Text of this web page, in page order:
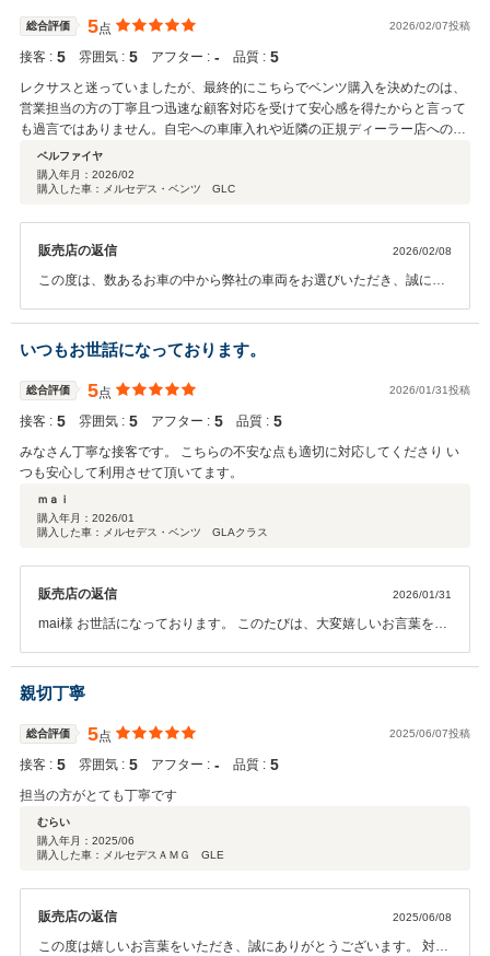
でございます。 今後もご不明点などございましたら、できる限りサポ
ートさせていただきますので、いつでもお気軽にご相談くださいま
せ。 改めまして、この度は誠にありがとうございました。 引き続き、
末永いお付き合いのほどよろしくお願い申し上げます。 担当 宮崎
総合評価 5点 2026/02/07投稿
接客 : 5 雰囲気 : 5 アフター : ‐ 品質 : 5
レクサスと迷っていましたが、最終的にこちらでベンツ購入を決めたのは、
営業担当の方の丁寧且つ迅速な顧客対応を受けて安心感を得たからと言って
も過言ではありません。自宅への車庫入れや近隣の正規ディーラー店への紹
介など、ご無理を申し上げましたが快くお引き受け頂き、こちらのあらゆる
リクエストに完璧に応えて頂きました。本日はお花まで頂戴し写真を撮って
頂き、気持ちよく本日納車を終え、大変満足しております。本当にありがと
ベルファイヤ
購入年月： 2026/02
購入した車：メルセデス・ベンツ GLC
販売店の返信 2026/02/08
この度は、数あるお車の中から弊社の車両をお選びいただき、誠にあ
礼申し上げます。 ご対応の中で至らぬ点もあったかと存じますが、ご
満足いただけたとのこと、 大変嬉しく、励みになっております。 今後
もより一層のサービス向上に努めてまいります。 これからのメンテナ
ンスやご不明点等につきましても、 できる限りサポートさせていただ
きますので、どうぞお気軽にご相談くださいませ。 改めまして、この
度は誠にありがとうございました。 引き続き、末永くお付き合いのほ
どよろしくお願い申し上げます。 担当 宮崎
いつもお世話になっております。
総合評価 5点 2026/01/31投稿
接客 : 5 雰囲気 : 5 アフター : 5 品質 : 5
みなさん丁寧な接客です。 こちらの不安な点も適切に対応してくださり い
つも安心して利用させて頂いてます。
ｍａｉ
購入年月： 2026/01
購入した車：メルセデス・ベンツ GLAクラス
販売店の返信 2026/01/31
mai様 お世話になっております。 このたびは、大変嬉しいお言葉をお
きましたGLAにつきまして、ご満足いただけましたら幸いでございま
す。 今後とも、より一層サービスの向上に努めてまいりますので、 引
き続き末永くお付き合いを賜りますよう、何卒よろしくお願い申し上
げます。
親切丁寧
総合評価 5点 2025/06/07投稿
接客 : 5 雰囲気 : 5 アフター : ‐ 品質 : 5
担当の方がとても丁寧です
むらい
購入年月： 2025/06
購入した車：メルセデスＡＭＧ GLE
販売店の返信 2025/06/08
この度は嬉しいお言葉をいただき、誠にありがとうございます。 対応